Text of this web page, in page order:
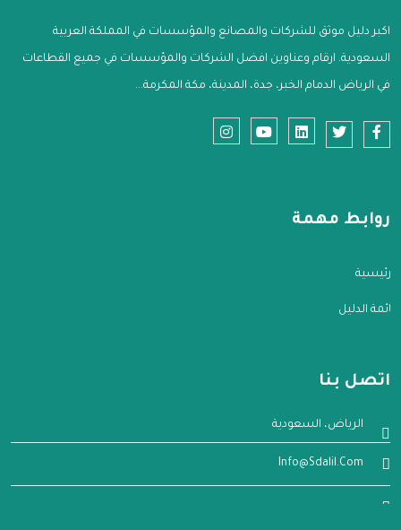
اكبر دليل موثق للشركات والمصانع والمؤسسات في المملكة العربية
السعودية. ارقام وعناوين افضل الشركات والمؤسسات في جميع القطاعات
في الرياض الدمام الخبر، جدة، المدينة، مكة المكرمة...
روابط مهمة
الرئيسية
قائمة الدليل
اتصل بنا
الرياض، السعودية
Info@sdalil.com